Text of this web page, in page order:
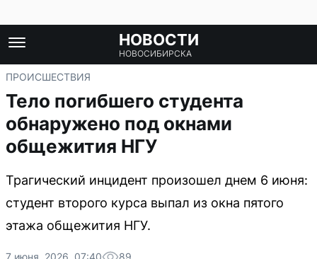
НОВОСТИ
НОВОСИБИРСКА
ПРОИСШЕСТВИЯ
Тело погибшего студента
обнаружено под окнами
общежития НГУ
Трагический инцидент произошел днем 6 июня:
студент второго курса выпал из окна пятого
этажа общежития НГУ.
7 июня, 2026, 07:40 89